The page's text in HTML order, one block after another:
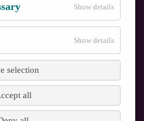
Sie sich auch
bewerben.
Show details
Show details
selection
all